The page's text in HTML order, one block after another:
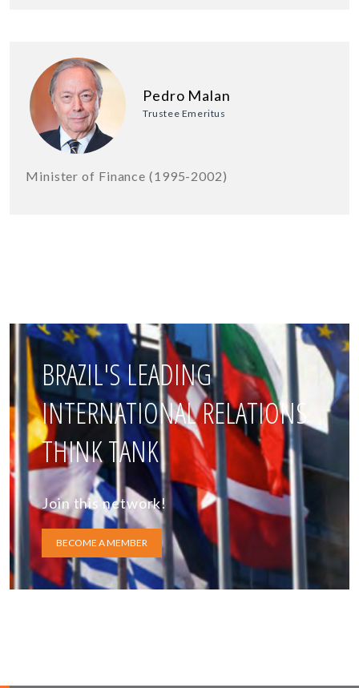
Pedro Malan
Trustee Emeritus
Minister of Finance (1995-2002)
BRAZIL'S LEADING
INTERNATIONAL RELATIONS
THINK TANK
Join this network!
BECOME A MEMBER